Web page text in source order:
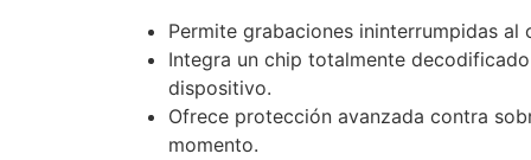
Permite grabaciones ininterrumpidas
Integra un chip totalmente
dispositivo.
Ofrece protección avanzada contra
momento.